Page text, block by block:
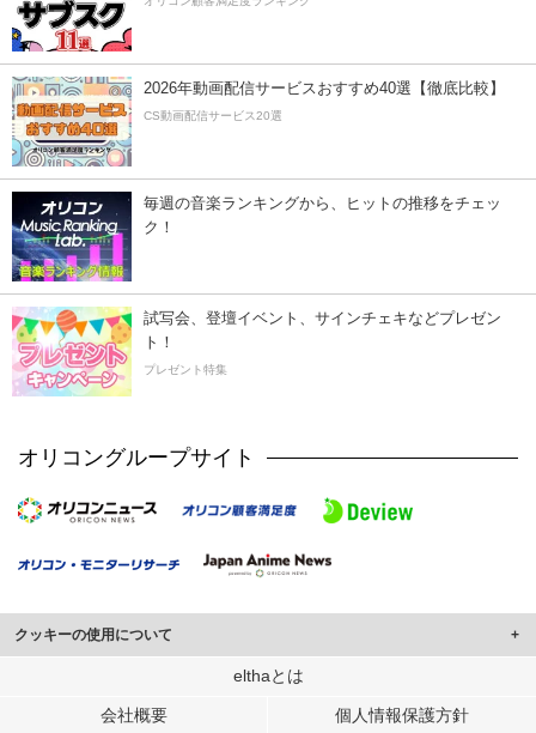
2026年動画配信サービスおすすめ40選【徹底比較】
CS動画配信サービス20選
毎週の音楽ランキングから、ヒットの推移をチェッ
ク！
試写会、登壇イベント、サインチェキなどプレゼン
ト！
プレゼント特集
オリコングループサイト
クッキーの使用について
このサイトでは Cookie を使用して、ユーザーに合わせたコンテンツや広告の
行っています。
elthaとは
会社概要 個人情報保護方針